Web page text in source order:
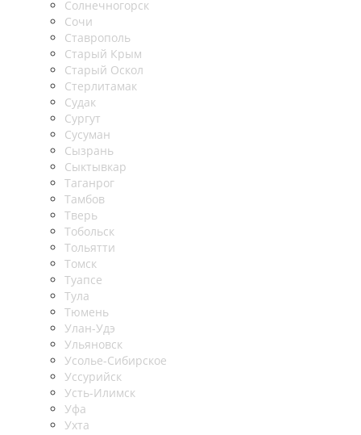
Солнечногорск
Сочи
Ставрополь
Старый Крым
Старый Оскол
Стерлитамак
Судак
Сургут
Сусуман
Сызрань
Сыктывкар
Таганрог
Тамбов
Тверь
Тобольск
Тольятти
Томск
Туапсе
Тула
Тюмень
Улан-Удэ
Ульяновск
Усолье-Сибирское
Уссурийск
Усть-Илимск
Уфа
Ухта